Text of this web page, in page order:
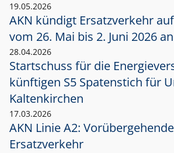
19.05.2026
AKN kündigt Ersatzverkehr
vom 26. Mai bis 2. Juni 2026 an
28.04.2026
Startschuss für die
künftigen S5 Spatenstich für
Kaltenkirchen
17.03.2026
AKN Linie A2:
Ersatzverkehr